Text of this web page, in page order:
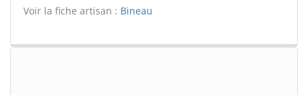
Voir la fiche artisan : Bineau